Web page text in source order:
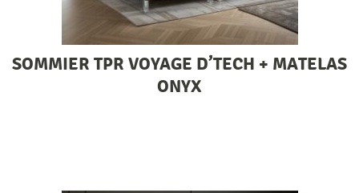
SOMMIER TPR VOYAGE D’TECH + MATELAS
ONYX